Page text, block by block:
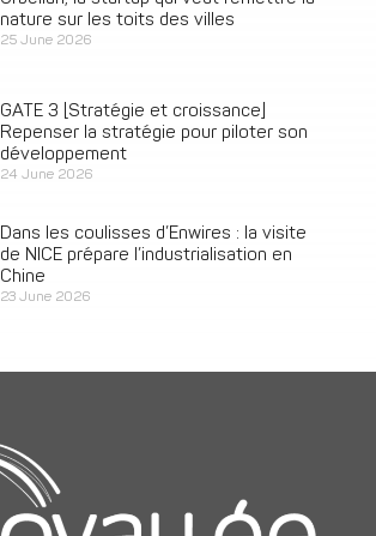
nature sur les toits des villes
25 June 2026
GATE 3 [Stratégie et croissance]
Repenser la stratégie pour piloter son
développement
24 June 2026
Dans les coulisses d’Enwires : la visite
de NICE prépare l’industrialisation en
Chine
23 June 2026